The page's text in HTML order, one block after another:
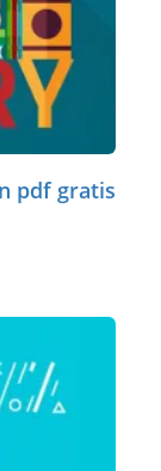
pdf gratis